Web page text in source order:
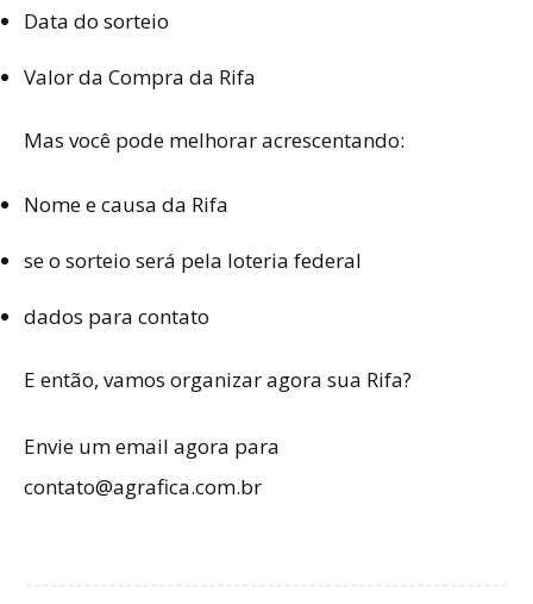
Data do sorteio
Valor da Compra da Rifa
Mas você pode melhorar acrescentando:
Nome e causa da Rifa
se o sorteio será pela loteria federal
dados para contato
E então, vamos organizar agora sua Rifa?
Envie um email agora para
contato@agrafica.com.br